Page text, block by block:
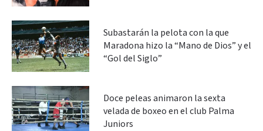
Subastarán la pelota con la que
Maradona hizo la “Mano de Dios” y el
“Gol del Siglo”
Doce peleas animaron la sexta
velada de boxeo en el club Palma
Juniors